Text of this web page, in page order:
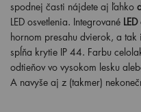
spodnej časti nájdete aj ľahko
LED osvetlenia. Integrované
hornom presahu dvierok, a
spĺňa krytie IP 44. Farbu
odtieňov vo vysokom lesku
A navyše aj z (takmer)